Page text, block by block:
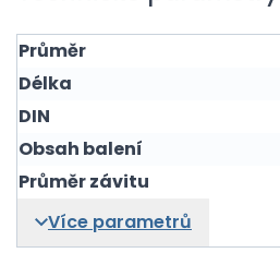
Průměr
Délka
DIN
Obsah balení
Průměr závitu
Více parametrů